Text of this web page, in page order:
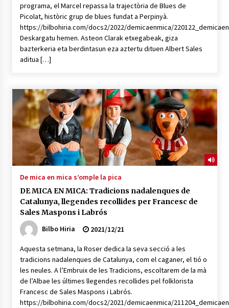
programa, el Marcel repassa la trajectòria de Blues de
Picolat, històric grup de blues fundat a Perpinyà.
https://bilbohiria.com/docs2/2022/demicaenmica/
Deskargatu hemen. Asteon Clarak etxegabeak, giza
bazterkeria eta berdintasun eza aztertu dituen Albert Sales
aditua […]
De mica en mica s’omple la pica
DE MICA EN MICA: Tradicions nadalenques de
Catalunya, llegendes recollides per Francesc de
Sales Maspons i Labrós
Bilbo Hiria
2021/12/21
Aquesta setmana, la Roser dedica la seva secció a les
tradicions nadalenques de Catalunya, com el caganer, el tió o
les neules. A l’Embruix de les Tradicions, escoltarem de la mà
de l’Albae les últimes llegendes recollides pel folklorista
Francesc de Sales Maspons i Labrós.
https://bilbohiria.com/docs2/2021/demicaenmica/